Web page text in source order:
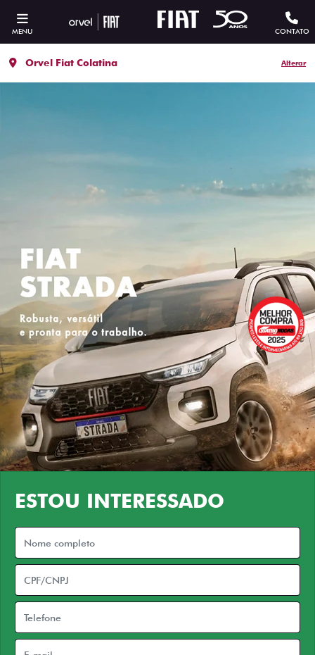
MENU CONTATO
Orvel Fiat Colatina Alterar
ESTOU INTERESSADO